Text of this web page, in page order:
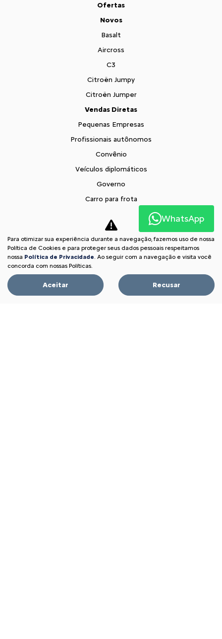
Ofertas
Novos
Basalt
Aircross
C3
Citroën Jumpy
Citroën Jumper
Vendas Diretas
Pequenas Empresas
Profissionais autônomos
Convênio
Veículos diplomáticos
Governo
Carro para frota
Produtores Rurais
Autoescola
Taxistas e Motoristas de Aplicativo
Citroën para Todos
Soluções financeiras
WhatsApp
Para otimizar sua experiência durante a navegação, fazemos uso de nossa
Política de Cookies e para proteger seus dados pessoais respeitamos
nossa Política de Privacidade. Ao seguir com a navegação e visita você
concorda com nossas Políticas.
Aceitar Recusar